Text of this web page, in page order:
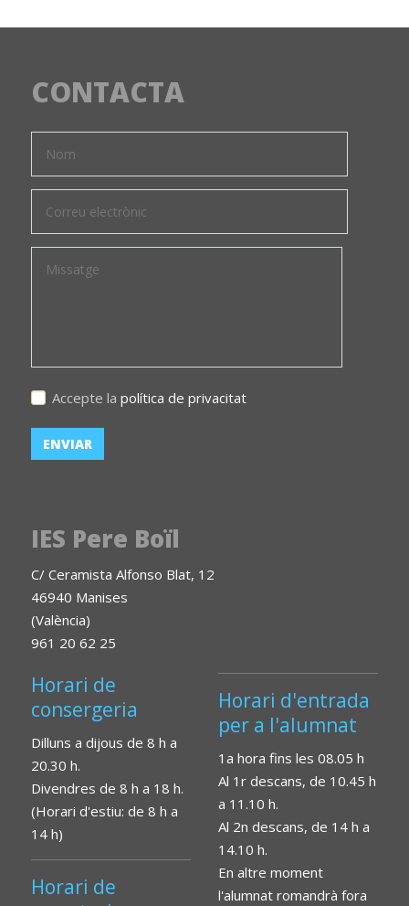
CONTACTA
Accepte la política de privacitat
IES Pere Boïl
C/ Ceramista Alfonso Blat, 12
46940 Manises
(València)
961 20 62 25
Horari de
consergeria
Dilluns a dijous de 8 h a
20.30 h.
Divendres de 8 h a 18 h.
(Horari d'estiu: de 8 h a
14 h)
Horari de
Horari d'entrada
per a l'alumnat
1a hora fins les 08.05 h
Al 1r descans, de 10.45 h
a 11.10 h.
Al 2n descans, de 14 h a
14.10 h.
En altre moment
l'alumnat romandrà fora